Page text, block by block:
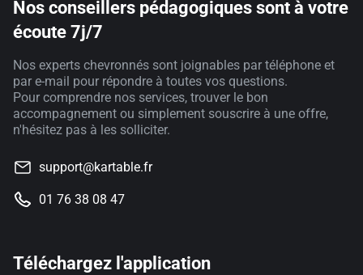
Nos conseillers pédagogiques sont à votre
écoute 7j/7
Nos experts chevronnés sont joignables par téléphone et
par e-mail pour répondre à toutes vos questions.
Pour comprendre nos services, trouver le bon
accompagnement ou simplement souscrire à une offre,
n'hésitez pas à les solliciter.
support@kartable.fr
01 76 38 08 47
Téléchargez l'application